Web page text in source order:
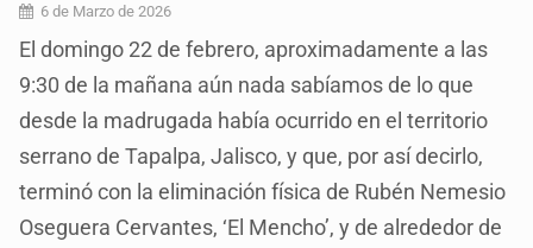
6 de Marzo de 2026
El domingo 22 de febrero, aproximadamente a las
9:30 de la mañana aún nada sabíamos de lo que
desde la madrugada había ocurrido en el territorio
serrano de Tapalpa, Jalisco, y que, por así decirlo,
terminó con la eliminación física de Rubén Nemesio
Oseguera Cervantes, ‘El Mencho’, y de alrededor de